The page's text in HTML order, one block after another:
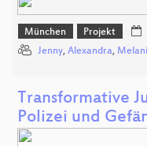
München Projekt
Jenny, Alexandra,
Transformative
Polizei und